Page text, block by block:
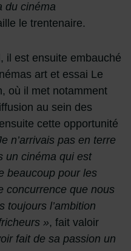
du cinéma
le trentenaire.
il est ensuite embauché
art et essai Le
où il met notamment
au sein des
cette opportunité
n’arrivais pas en terre
un cinéma qui est
beaucoup pour les
concurrence que nous
toujours l’ambition
», fait valoir
fait de sa passion un